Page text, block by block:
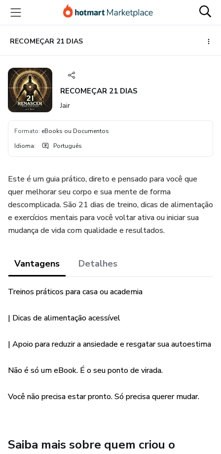
para
conteúdo
principal
para
pagamento
para
rodapéRECOMEÇAR 21 DIAS
RECOMEÇAR 21 DIAS
Jair
Formato: eBooks ou Documentos
Idioma: Português
Este é um guia prático, direto e pensado para você que
quer melhorar seu corpo e sua mente de forma
descomplicada. São 21 dias de treino, dicas de alimentação
e exercícios mentais para você voltar ativa ou iniciar sua
mudança de vida com qualidade e resultados.
Vantagens Detalhes
Treinos práticos para casa ou academia
| Dicas de alimentação acessível
| Apoio para reduzir a ansiedade e resgatar sua autoestima
Não é só um eBook. É o seu ponto de virada.
Você não precisa estar pronto. Só precisa querer mudar.
Saiba mais sobre quem criou o